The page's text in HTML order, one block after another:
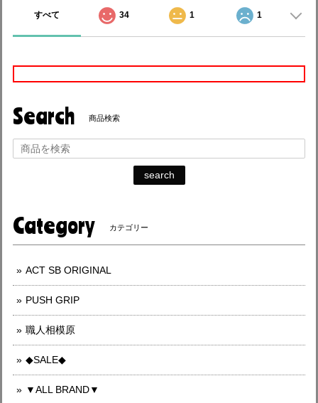
すべて 34 1 1
Search 商品検索
search
Category カテゴリー
ACT SB ORIGINAL
PUSH GRIP
職人相模原
◆SALE◆
▼ALL BRAND▼